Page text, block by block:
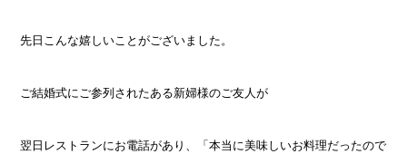
先日こんな嬉しいことがございました。
ご結婚式にご参列されたある新婦様のご友人が
翌日レストランにお電話があり、「本当に美味しいお料理だったので